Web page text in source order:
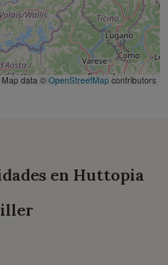
Map data © OpenStreetMap contributors
en Huttopia